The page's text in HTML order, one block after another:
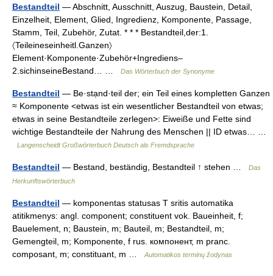
Bestandteil — Abschnitt, Ausschnitt, Auszug, Baustein, Detail,
Einzelheit, Element, Glied, Ingredienz, Komponente, Passage,
Stamm, Teil, Zubehör, Zutat. * * * Bestandteil,der:1.
〈Teileineseinheitl.Ganzen〉
Element·Komponente·Zubehör+Ingrediens–
2.sichinseineBestand… …
Das Wörterbuch der Synonyme
Bestandteil — Be·stạnd·teil der; ein Teil eines kompletten Ganzen
≈ Komponente <etwas ist ein wesentlicher Bestandteil von etwas;
etwas in seine Bestandteile zerlegen>: Eiweiße und Fette sind
wichtige Bestandteile der Nahrung des Menschen || ID etwas… …
Langenscheidt Großwörterbuch Deutsch als Fremdsprache
Bestandteil — Bestand, beständig, Bestandteil ↑ stehen …
Das
Herkunftswörterbuch
Bestandteil — komponentas statusas T sritis automatika
atitikmenys: angl. component; constituent vok. Baueinheit, f;
Bauelement, n; Baustein, m; Bauteil, m; Bestandteil, m;
Gemengteil, m; Komponente, f rus. компонент, m pranc.
composant, m; constituant, m …
Automatikos terminų žodynas